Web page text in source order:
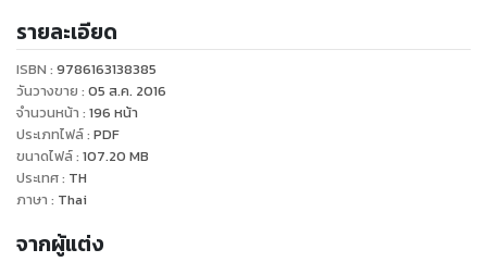
รายละเอียด
ISBN : 9786163138385
วันวางขาย : 05 ส.ค. 2016
จำนวนหน้า : 196 หน้า
ประเภทไฟล์: PDF
ขนาดไฟล์: 107.20 MB
ประเทศ: TH
ภาษา : Thai
จากผู้แต่ง